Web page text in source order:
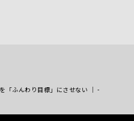
「ふんわり目標」にさせない ｜ -